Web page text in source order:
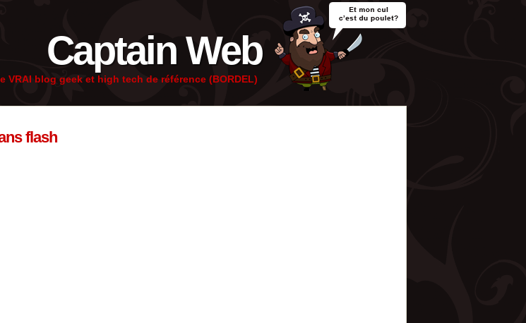
Captain Web
VRAI blog geek et high tech de référence (BORDEL)
flash